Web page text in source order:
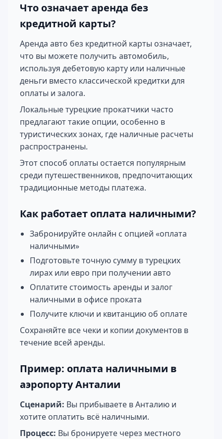
Что означает аренда без
кредитной карты?
Аренда авто без кредитной карты означает,
что вы можете получить автомобиль,
используя дебетовую карту или наличные
деньги вместо классической кредитки для
оплаты и залога.
Локальные турецкие прокатчики часто
предлагают такие опции, особенно в
туристических зонах, где наличные расчеты
распространены.
Этот способ оплаты остается популярным
среди путешественников, предпочитающих
традиционные методы платежа.
Как работает оплата наличными?
Забронируйте онлайн с опцией «оплата
наличными»
Подготовьте точную сумму в турецких
лирах или евро при получении авто
Оплатите стоимость аренды и залог
наличными в офисе проката
Получите ключи и квитанцию об оплате
Сохраняйте все чеки и копии документов в
течение всей аренды.
Пример: оплата наличными в
аэропорту Анталии
Сценарий: Вы прибываете в Анталию и
хотите оплатить всё наличными.
Процесс: Вы бронируете через местного